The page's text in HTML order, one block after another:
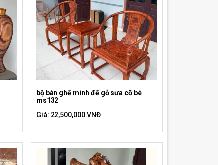
bộ bàn ghế minh đế gỗ sưa cỡ bé
ms132
Giá: 22,500,000 VNĐ